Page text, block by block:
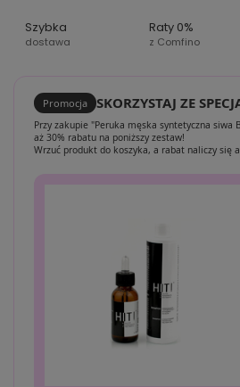
Szybka
dostawa
Raty 0%
z Comfino
Promocja SKORZYSTAJ ZE
Przy zakupie "Peruka męska syntetyczna siwa
aż 30% rabatu na poniższy zestaw!
Wrzuć produkt do koszyka, a rabat naliczy się